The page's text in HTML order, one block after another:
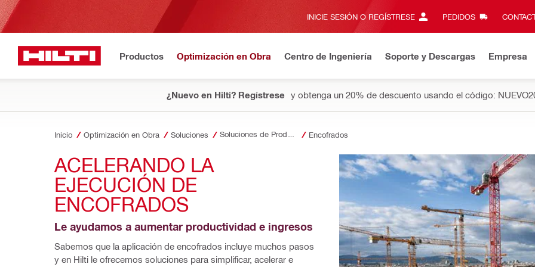
INICIE SESIÓN O REGÍSTRESE PEDIDOS
Productos Optimización en Obra Centro de Ingeniería Soporte y Descargas Empresa
¿Nuevo en Hilti? Regístrese y obtenga un 20% de descuento usando el código:
Inicio Optimización en Obra Soluciones Encofrados
ACELERANDO LA
EJECUCIÓN DE
ENCOFRADOS
Le ayudamos a aumentar productividad e ingresos
Sabemos que la aplicación de encofrados incluye muchos pasos
y en Hilti le ofrecemos soluciones para simplificar, acelerar e